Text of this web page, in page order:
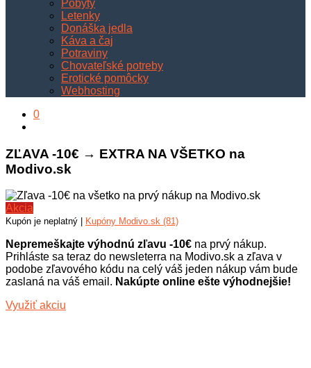
Pobyty
Letenky
Donáška jedla
Káva a čaj
Potraviny
Chovateľské potreby
Erotické pomôcky
Webhosting
0
ZĽAVA -10€ → EXTRA NA VŠETKO na
Modivo.sk
Akcia
Kupón je neplatný | Kupóny Modivo.sk (81)
Nepremeškajte výhodnú zľavu -10€ na prvý nákup.
Prihláste sa teraz do newsleterra na Modivo.sk a zľava v
podobe zľavového kódu na celý váš jeden nákup vám bude
zaslaná na váš email. Nakúpte online ešte výhodnejšie!
Využiť akciu